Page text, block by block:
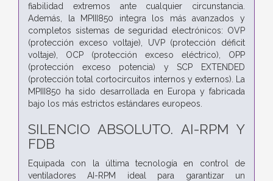
fiabilidad extremos ante cualquier circunstancia.
Además, la MPIII850 integra los más avanzados y
completos sistemas de seguridad electrónicos: OVP
(protección exceso voltaje), UVP (protección déficit
voltaje), OCP (protección exceso eléctrico), OPP
(protección exceso potencia) y SCP EXTENDED
(protección total cortocircuitos internos y externos). La
MPIII850 ha sido desarrollada en Europa y fabricada
bajo los más estrictos estándares europeos.
SILENCIO ABSOLUTO. AI-RPM Y
FDB
Equipada con la última tecnología en control de
ventiladores AI-RPM ideal para garantizar un